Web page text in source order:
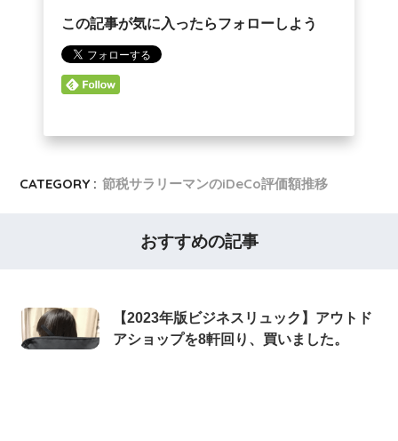
この記事が気に入ったらフォローしよう
CATEGORY : 節税サラリーマンのiDeCo評価額推移
おすすめの記事
【2023年版ビジネスリュック】アウトド
アショップを8軒回り、買いました。